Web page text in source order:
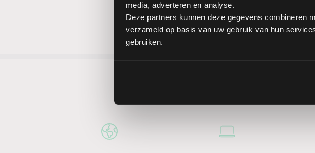
media, adverteren en analyse.
Deze partners kunnen deze gegevens combineren
verzameld op basis van uw gebruik van hun
gebruiken.
5 redenen